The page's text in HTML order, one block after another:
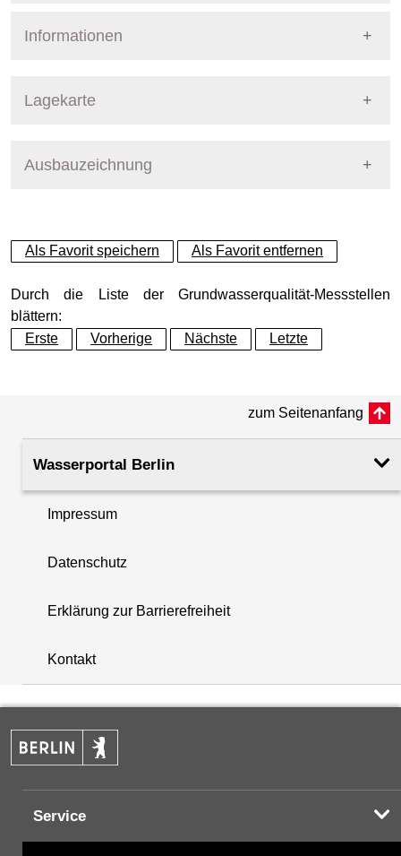
Dynamische Grafik
Informationen
Nummer
Ausprägung GW-Stand
Grundwasserleiter Hauptgrundwasserleiter
Geländeoberkante (GOK)
43.42
43.35
Filterunterkante
Lagekarte
+
+
−
Ausbauzeichnung
Als Favorit speichern Als Favorit entfernen
Durch die Liste der Grundwasserqualität-Messstellen
blättern:
Erste
Vorherige Nächste Letzte
zum Seitenanfang
Wasserportal Berlin
Impressum
Datenschutz
Erklärung zur Barrierefreiheit
Kontakt
Service